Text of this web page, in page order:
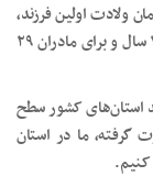
ولادت اولین فرزند،
گفت: میانگین سن پدر در زمان ولادت اولین فرزند ۳۳ سال و برای مادران ۲۹
پزشکی گیلان با بیان اینکه ۱۳ درصد استان‌های کشور سطح
گرفته، ما در استان